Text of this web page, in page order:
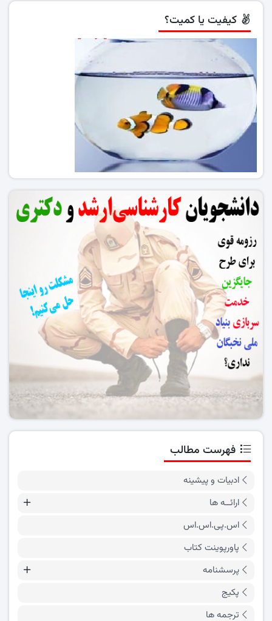
کیفیت یا کمیت؟
فهرست مطالب
ادبیات و پیشینه
ارائــه ها
اس.پی.اس.اس
پاورپوینت کتاب
پرسشنامه
پکیج
ترجمه ها